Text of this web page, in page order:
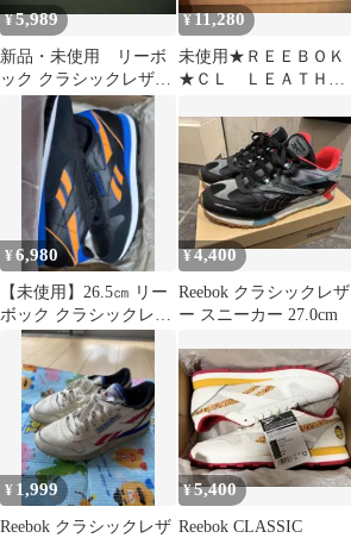
¥5,989
新品・未使用 リーボ
ック クラシックレザー
レガシー AZ 26.5cm
¥11,280
未使用★ＲＥＥＢＯＫ
★ＣＬ ＬＥＡＴＨＥ
９★黒★２７ｃｍ
¥6,980
【未使用】26.5㎝ リー
ボック クラシックレザ
ー スニーカー コアブラ
ック
¥4,400
Reebok クラシックレザ
ー スニーカー 27.0cm
¥ 1,999
Reebok クラシックレザ
¥5,400
Reebok CLASSIC